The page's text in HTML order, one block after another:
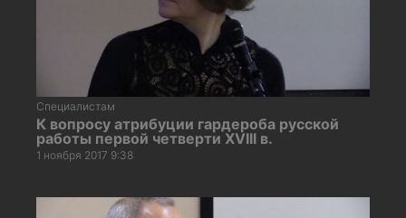
Специалистам
К вопросу атрибуции гардероба русской
работы первой четверти XVIII в.
1 ноября 2017 9:38